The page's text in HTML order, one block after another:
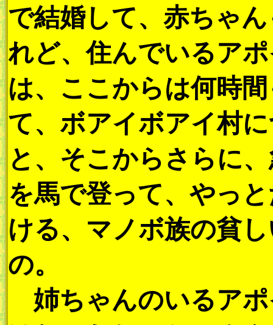
で結婚して、赤ちゃ
れど、住んでいるア
は、ここからは何時
て、ボアイボアイ村
と、そこからさらに
を馬で登って、やっ
ける、マノボ族の貧
の。
姉ちゃんのいるアポ